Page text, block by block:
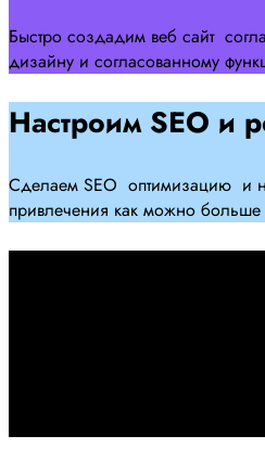
Быстро создадим веб сайт
дизайну и согласованному
Настроим SEO и
Сделаем SEO оптимизацию и
привлечения как можно больше